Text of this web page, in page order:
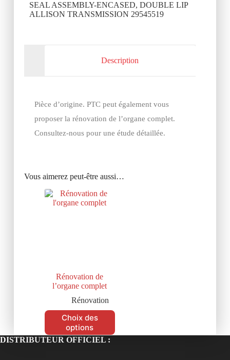
SEAL ASSEMBLY-ENCASED, DOUBLE LIP
ALLISON TRANSMISSION 29545519
Description
Pièce d’origine. PTC peut également vous
proposer la rénovation de l’organe complet.
Consultez-nous pour une étude détaillée.
Vous aimerez peut-être aussi…
Rénovation de
l’organe complet
Rénovation
Choix des
options
DISTRIBUTEUR OFFICIEL :